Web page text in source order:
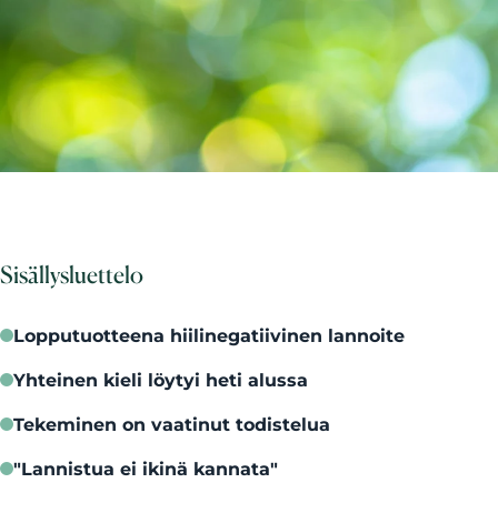
Sisällysluettelo
Lopputuotteena hiilinegatiivinen lannoite
Yhteinen kieli löytyi heti alussa
Tekeminen on vaatinut todistelua
"Lannistua ei ikinä kannata"